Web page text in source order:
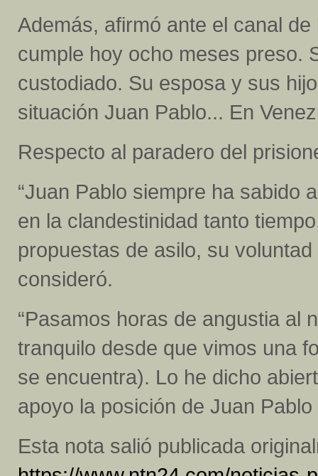
Además, afirmó ante el canal
cumple hoy ocho meses preso.
custodiado. Su esposa y sus
situación Juan Pablo... En
Respecto al paradero del
“Juan Pablo siempre ha sabido
en la clandestinidad tanto
propuestas de asilo, su
consideró.
“Pasamos horas de angustia al
tranquilo desde que vimos una
se encuentra). Lo he dicho
apoyo la posición de Juan
Esta nota salió publicada